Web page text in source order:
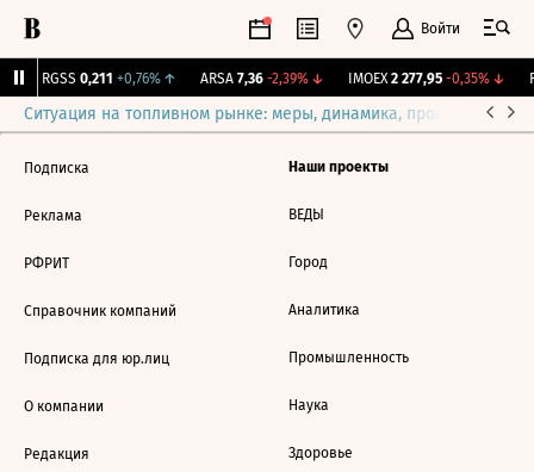
Войти
RGSS 0,211 +0,76%↑ ARSA 7,36 -2,39%↓ IMOEX 2 277,95 -0,35%↓
Ситуация на топливном рынке: меры, динамика, прогнозы
Подписка
Реклама
РФРИТ
Справочник компаний
Подписка для юр.лиц
О компании
Редакция
Наши проекты
ВЕДЫ
Город
Аналитика
Промышленность
Наука
Здоровье